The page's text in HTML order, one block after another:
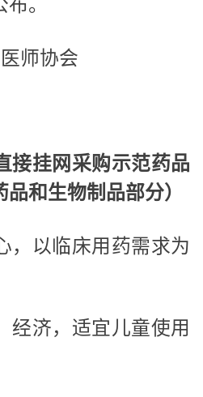
师协会
接挂网采购示范药品
和生物制品部分）
，以临床用药需求为
经济，适宜儿童使用